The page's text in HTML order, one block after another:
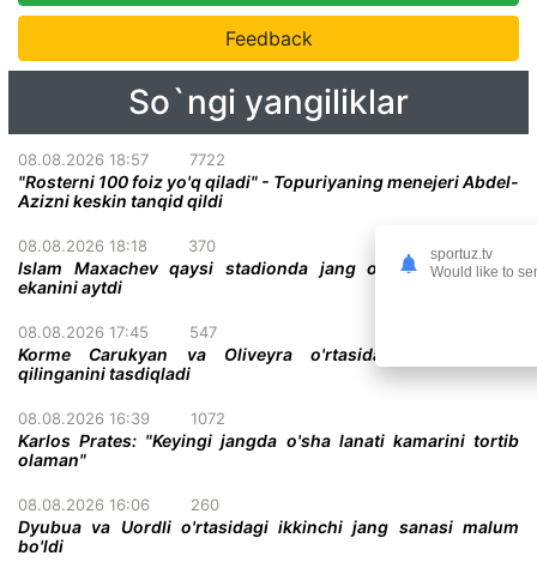
Feedback
So`ngi yangiliklar
08.08.2026 18:57 7722
"Rosterni 100 foiz yo'q qiladi" - Topuriyaning menejeri Abdel-
Azizni keskin tanqid qildi
08.08.2026 18:18 370
Islam Maxachev qaysi stadionda jang o'tkazish istagida
ekanini aytdi
08.08.2026 17:45 547
Korme Carukyan va Oliveyra o'rtasidagi jang bekor
qilinganini tasdiqladi
08.08.2026 16:39 1072
Karlos Prates: "Keyingi jangda o'sha lanati kamarini tortib
olaman"
08.08.2026 16:06 260
Dyubua va Uordli o'rtasidagi ikkinchi jang sanasi malum
bo'ldi
sportuz.tv
Would like to